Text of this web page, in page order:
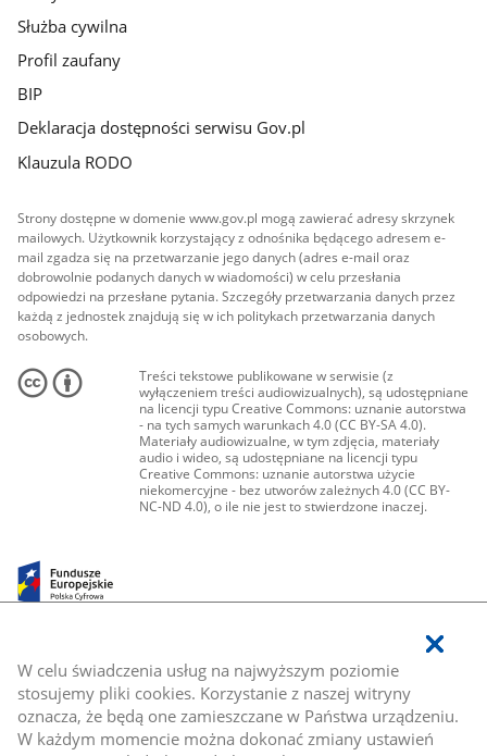
W celu świadczenia usług na najwyższym poziomie
stosujemy pliki cookies. Korzystanie z naszej witryny
oznacza, że będą one zamieszczane w Państwa urządzeniu.
W każdym momencie można dokonać zmiany ustawień
Służba cywilna
Profil zaufany
BIP
Deklaracja dostępności serwisu Gov.pl
Klauzula RODO
Strony dostępne w domenie www.gov.pl mogą zawierać adresy skrzynek
mailowych. Użytkownik korzystający z odnośnika będącego adresem e-
mail zgadza się na przetwarzanie jego danych (adres e-mail oraz
dobrowolnie podanych danych w wiadomości) w celu przesłania
odpowiedzi na przesłane pytania. Szczegóły przetwarzania danych przez
każdą z jednostek znajdują się w ich politykach przetwarzania danych
osobowych.
Treści tekstowe publikowane w serwisie (z
wyłączeniem treści audiowizualnych), są udostępniane
na licencji typu Creative Commons: uznanie autorstwa
- na tych samych warunkach 4.0 (CC BY-SA 4.0).
Materiały audiowizualne, w tym zdjęcia, materiały
audio i wideo, są udostępniane na licencji typu
Creative Commons: uznanie autorstwa użycie
niekomercyjne - bez utworów zależnych 4.0 (CC BY-
NC-ND 4.0), o ile nie jest to stwierdzone inaczej.